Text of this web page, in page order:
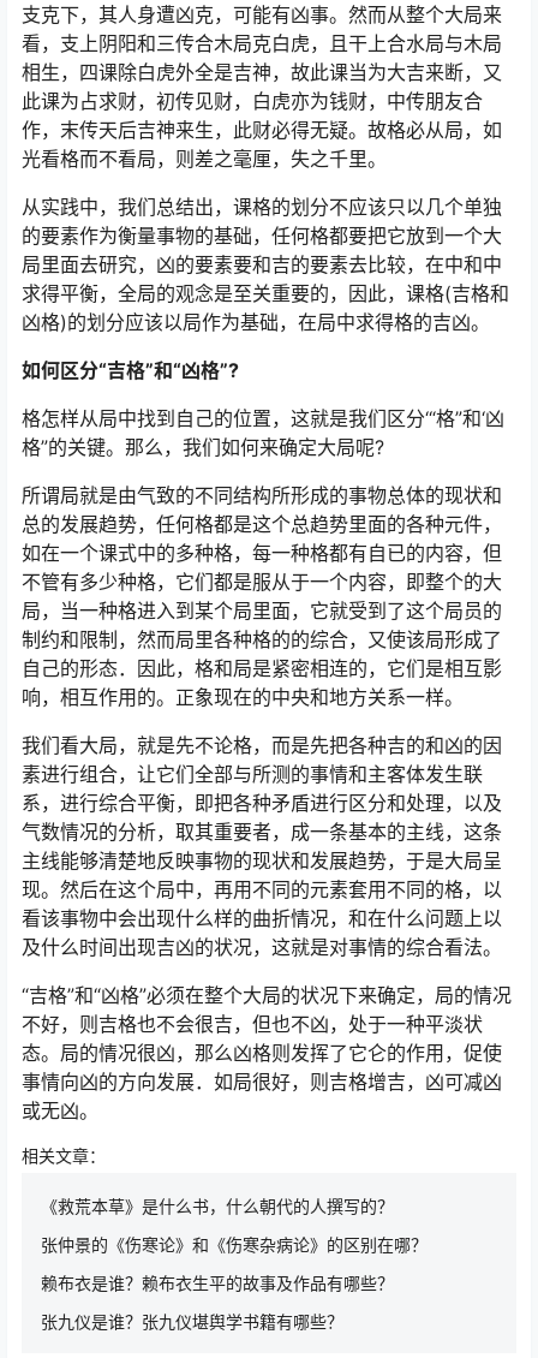
支克下，其人身遭凶克，可能有凶事。然而从整个大局来
看，支上阴阳和三传合木局克白虎，且干上合水局与木局
相生，四课除白虎外全是吉神，故此课当为大吉来断，又
此课为占求财，初传见财，白虎亦为钱财，中传朋友合
作，末传天后吉神来生，此财必得无疑。故格必从局，如
光看格而不看局，则差之毫厘，失之千里。
从实践中，我们总结出，课格的划分不应该只以几个单独
的要素作为衡量事物的基础，任何格都要把它放到一个大
局里面去研究，凶的要素要和吉的要素去比较，在中和中
求得平衡，全局的观念是至关重要的，因此，课格(吉格和
凶格)的划分应该以局作为基础，在局中求得格的吉凶。
如何区分“吉格”和“凶格”?
格怎样从局中找到自己的位置，这就是我们区分‘“格”和‘凶
格”的关键。那么，我们如何来确定大局呢?
所谓局就是由气致的不同结构所形成的事物总体的现状和
总的发展趋势，任何格都是这个总趋势里面的各种元件，
如在一个课式中的多种格，每一种格都有自已的内容，但
不管有多少种格，它们都是服从于一个内容，即整个的大
局，当一种格进入到某个局里面，它就受到了这个局员的
制约和限制，然而局里各种格的的综合，又使该局形成了
自己的形态．因此，格和局是紧密相连的，它们是相互影
响，相互作用的。正象现在的中央和地方关系一样。
我们看大局，就是先不论格，而是先把各种吉的和凶的因
素进行组合，让它们全部与所测的事情和主客体发生联
系，进行综合平衡，即把各种矛盾进行区分和处理，以及
气数情况的分析，取其重要者，成一条基本的主线，这条
主线能够清楚地反映事物的现状和发展趋势，于是大局呈
现。然后在这个局中，再用不同的元素套用不同的格，以
看该事物中会出现什么样的曲折情况，和在什么问题上以
及什么时间出现吉凶的状况，这就是对事情的综合看法。
“吉格”和“凶格”必须在整个大局的状况下来确定，局的情况
不好，则吉格也不会很吉，但也不凶，处于一种平淡状
态。局的情况很凶，那么凶格则发挥了它仑的作用，促使
事情向凶的方向发展．如局很好，则吉格增吉，凶可减凶
或无凶。
相关文章：
《救荒本草》是什么书，什么朝代的人撰写的？
张仲景的《伤寒论》和《伤寒杂病论》的区别在哪？
赖布衣是谁？赖布衣生平的故事及作品有哪些？
张九仪是谁？张九仪堪舆学书籍有哪些？